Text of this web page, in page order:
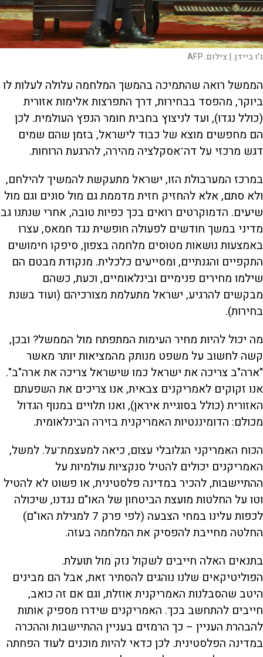
ג'ו ביידן. | צילום:AFP
הממשל רואה שהתמיכה בהמשך המלחמה עלולה לעלות לו
ביוקר, מהפסד בבחירות, דרך התפרצות אלימות אזורית
(כולל נגדו), ועד לניצוץ בחבית חומר הנפץ העולמית. לכן
הם מחפשים מוצא של כבוד לישראל, בזמן שהם שמים
דגש מרכזי על דה־אסקלציה מהירה, להרגעת הרוחות.
במרכז המערבולת הזו, ישראל מתעקשת להמשיך להילחם,
ולא סתם, אלא להחזיק חזית מדממת גם מול סונים וגם מול
שיעים. הדמוקרטים רואים בכך כפיות טובה, אחרי שנתנו גב
מדיני במשך חודשים לפעולה חופשית נגד חמאס, עצרו
באמצעות נושאות מטוסים מלחמה בצפון, סיפקו חימושים
התקפיים והגנתיים, ומסייעים כלכלית. מנקודת מבטם הם
שילמו מחירים פנימיים ובינלאומיים, וכעת, כשהם
מבקשים להרגיע, ישראל מתעלמת מצורכיהם (ועוד בשנת
בחירות).
מה יכול להיות מחיר העימות המתפתח מול הממשל? ובכן,
קשה לחשוב על משפט מנותק מהמציאות יותר מאשר
"ארה"ב צריכה את ישראל כמו שישראל צריכה את ארה"ב".
אנו זקוקים לאמריקנים צבאית, אנו צריכים את השפעתם
האזורית (כולל בסוגיית איראן), ואנו תלויים במנוף הגדול
מכולם: הדומיננטיות האמריקנית בזירה הבינלאומית.
הכוח האמריקני הגלובלי עצום, כיאה למעצמת־על. למשל,
האמריקנים יכולים להטיל סנקציות עולמיות על
ההתיישבות, להכיר במדינה פלסטינית, או פשוט לא להטיל
וטו על החלטות מועצת הביטחון של האו"ם נגדנו, שיכולה
לכפות עלינו במחי הצבעה (לפי פרק 7 למגילת האו"ם)
החלטה מחייבת להפסיק את המלחמה בעזה.
בתנאים האלה חייבים לשקול נזק מול תועלת.
הפוליטיקאים שלנו נוהגים להסתיר זאת, אבל הם מבינים
היטב שהסבלנות האמריקנית אוזלת, וגם אם זה כואב,
חייבים להתחשב בכך. האמריקנים שידרו מספיק אותות
להבהרת העניין – כך הרמזים בעניין ההתיישבות וההכרה
במדינה הפלסטינית. לכן כדאי להיות מוכנים לעוד הפחתה